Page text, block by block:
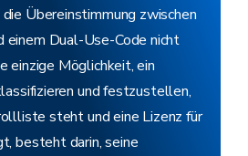
Übereinstimmung zwischen
einem Dual-Use-Code nicht
einzige Möglichkeit, ein
und festzustellen,
steht und eine Lizenz für
besteht darin, seine